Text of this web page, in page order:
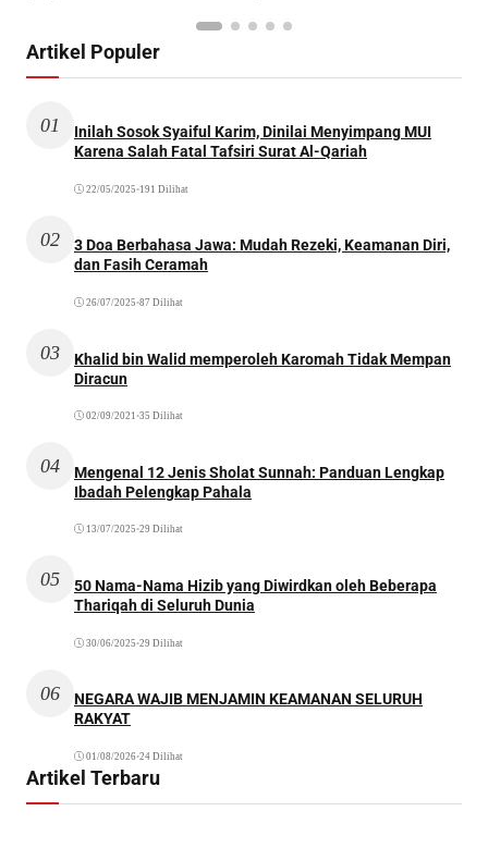
Artikel Populer
01
Inilah Sosok Syaiful Karim, Dinilai Menyimpang MUI
Karena Salah Fatal Tafsiri Surat Al-Qariah
22/05/2025 •191 Dilihat
02
3 Doa Berbahasa Jawa: Mudah Rezeki, Keamanan Diri,
dan Fasih Ceramah
26/07/2025 •87 Dilihat
03
Khalid bin Walid memperoleh Karomah Tidak Mempan
Diracun
02/09/2021 •35 Dilihat
04
Mengenal 12 Jenis Sholat Sunnah: Panduan Lengkap
Ibadah Pelengkap Pahala
13/07/2025 •29 Dilihat
05
50 Nama-Nama Hizib yang Diwirdkan oleh Beberapa
Thariqah di Seluruh Dunia
30/06/2025 •29 Dilihat
06
NEGARA WAJIB MENJAMIN KEAMANAN SELURUH
RAKYAT
01/08/2026•24 Dilihat
Artikel Terbaru